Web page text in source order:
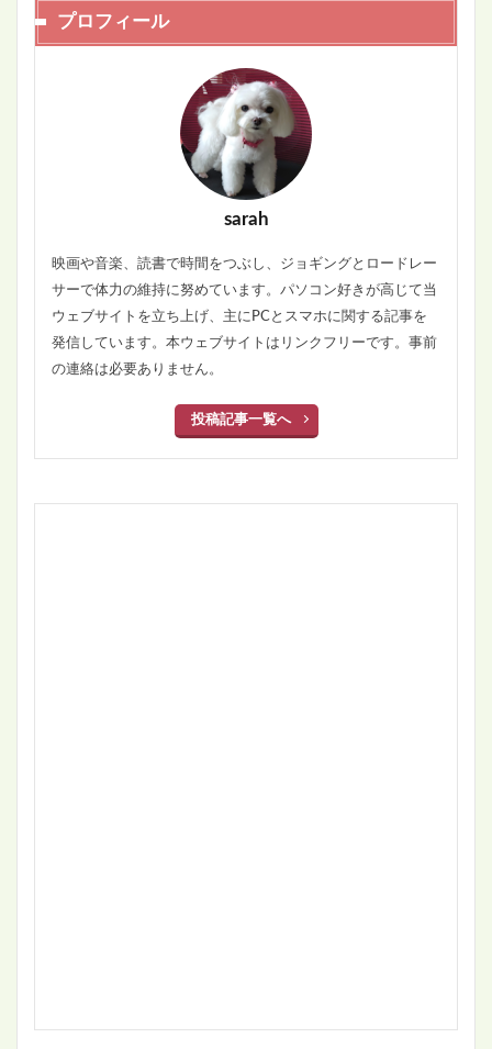
プロフィール
sarah
映画や音楽、読書で時間をつぶし、ジョギングとロードレー
サーで体力の維持に努めています。パソコン好きが高じて当
ウェブサイトを立ち上げ、主にPCとスマホに関する記事を
発信しています。本ウェブサイトはリンクフリーです。事前
の連絡は必要ありません。
投稿記事一覧へ